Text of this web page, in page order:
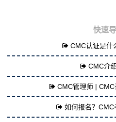
快速导
CMC认证是什
CMC介
CMC管理师 |
如何报名？